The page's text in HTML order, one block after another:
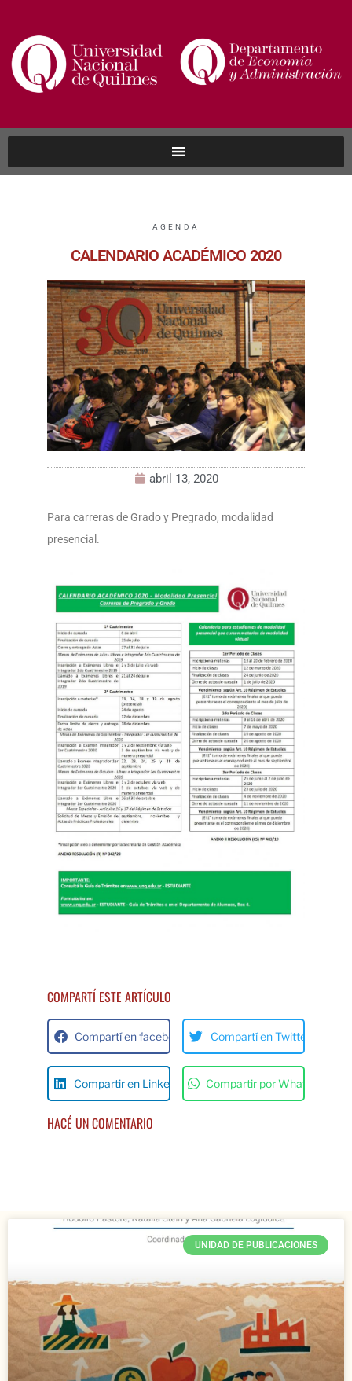
AGENDA
CALENDARIO ACADÉMICO 2020
abril 13, 2020
Para carreras de Grado y Pregrado, modalidad
presencial.
COMPARTÍ ESTE ARTÍCULO
Compartí en facebok Compartí en Twitter
Compartir en Linkedin Compartir por Whats App
HACÉ UN COMENTARIO
UNIDAD DE PUBLICACIONES